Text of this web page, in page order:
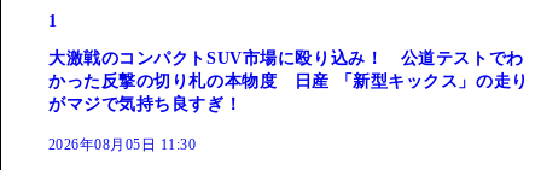
1
大激戦のコンパクトSUV市場に殴り込み！ 公道テストでわ
かった反撃の切り札の本物度 日産 「新型キックス」の走り
がマジで気持ち良すぎ！
2026年08月05日 11:30